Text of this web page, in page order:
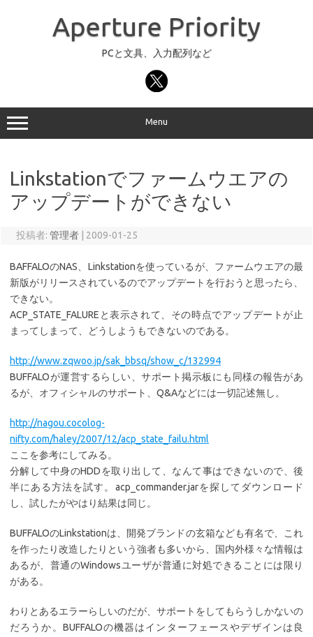
Aperture Priority
PCと文具、入力配列など
Menu
Linkstationでファームウエアの
アップデートができない
投稿者: 管理者 2009-01-25
BAFFALOのNAS、Linkstationを使っているが、ファームウエアの最
新版がリリースされているのでアップデートを行おうと思ったら、
できない。
ACP_STATE_FALUREと表示されて、その時点でアップデートが止
まってしまって、どうしようもできないのである。
http://www.zqwoo.jp/sak_bbsq/show_c/132994
BUFFALOが運営するらしい、サポート掲示板にも同様の報告があ
るが、オフィシャルのサポート、Q&Aなどには一切記述無し。
http://nagou.cocolog-
nifty.com/haley/2007/12/acp_state_failu.html
ここを参考にしてみる。
分解して中身のHDDを取り出して、なんて事はできないので、後
半にある方法を試す。acp_commander.jarを探してダウンロード
し、試したがやはり結果は同じ。
BUFFALOのLinkstationは、開発ブランドの玄箱なども有名で、これ
を作ったり改造したりという強者も多いから、国内外様々な情報は
あるが、普通のWindowsユーザが普通に対処できることには限り
がある。
わりとあるエラーらしいのだが、サポートをしてもらうしかないの
だろうか。BUFFALOの機器はインターフェースやデザインは良